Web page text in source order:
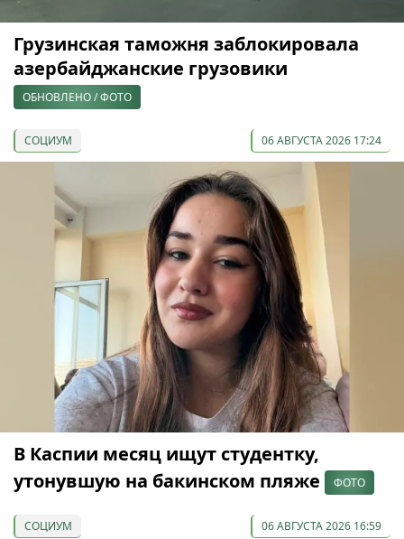
Грузинская таможня заблокировала
азербайджанские грузовики
ОБНОВЛЕНО / ФОТО
СОЦИУМ 06 АВГУСТА 2026 17:24
В Каспии месяц ищут студентку,
утонувшую на бакинском пляже
ФОТО
СОЦИУМ 06 АВГУСТА 2026 16:59